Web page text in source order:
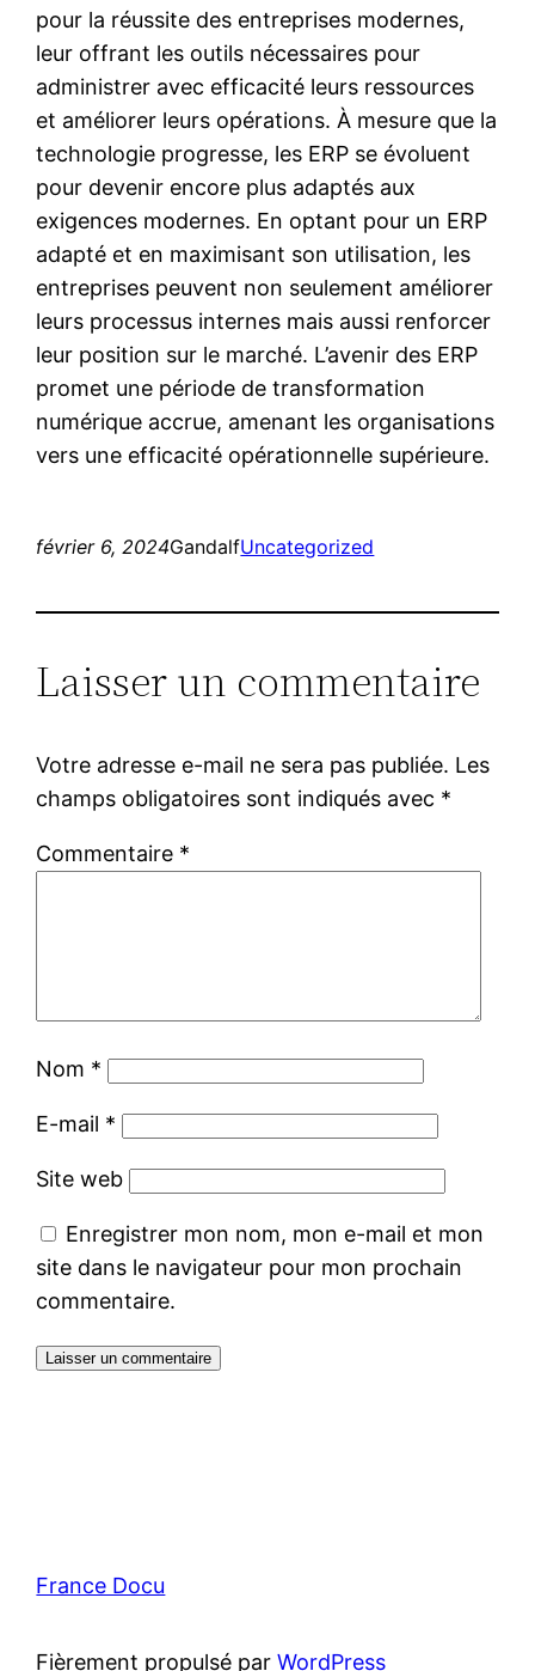
pour la réussite des entreprises modernes,
leur offrant les outils nécessaires pour
administrer avec efficacité leurs ressources
et améliorer leurs opérations. À mesure que la
technologie progresse, les ERP se évoluent
pour devenir encore plus adaptés aux
exigences modernes. En optant pour un ERP
adapté et en maximisant son utilisation, les
entreprises peuvent non seulement améliorer
leurs processus internes mais aussi renforcer
leur position sur le marché. L’avenir des ERP
promet une période de transformation
numérique accrue, amenant les organisations
vers une efficacité opérationnelle supérieure.
février 6, 2024GandalfUncategorized
Laisser un commentaire
Votre adresse e-mail ne sera pas publiée. Les
champs obligatoires sont indiqués avec *
Commentaire *
Nom *
E-mail *
Site web
Enregistrer mon nom, mon e-mail et mon
site dans le navigateur pour mon prochain
commentaire.
France Docu
Fièrement propulsé parWordPress